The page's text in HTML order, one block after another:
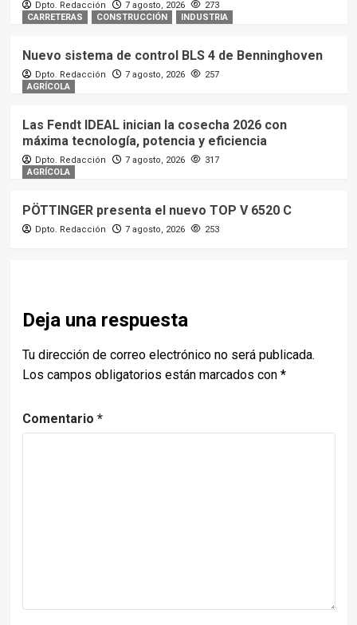
Dpto. Redacción 7 agosto, 2026
273
CARRETERAS
CONSTRUCCIÓN INDUSTRIA
Nuevo sistema de control BLS 4 de Benninghoven
Dpto. Redacción 7 agosto, 2026
257
AGRÍCOLA
Las Fendt IDEAL inician la cosecha 2026 con
máxima tecnología, potencia y eficiencia
Dpto. Redacción 7 agosto, 2026
317
AGRÍCOLA
PÖTTINGER presenta el nuevo TOP V 6520 C
Dpto. Redacción 7 agosto, 2026 253
Deja una respuesta
Tu dirección de correo electrónico no será publicada.
Los campos obligatorios están marcados con *
Comentario *